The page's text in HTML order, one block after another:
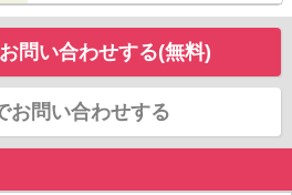
問い合わせする(無料)
お問い合わせする